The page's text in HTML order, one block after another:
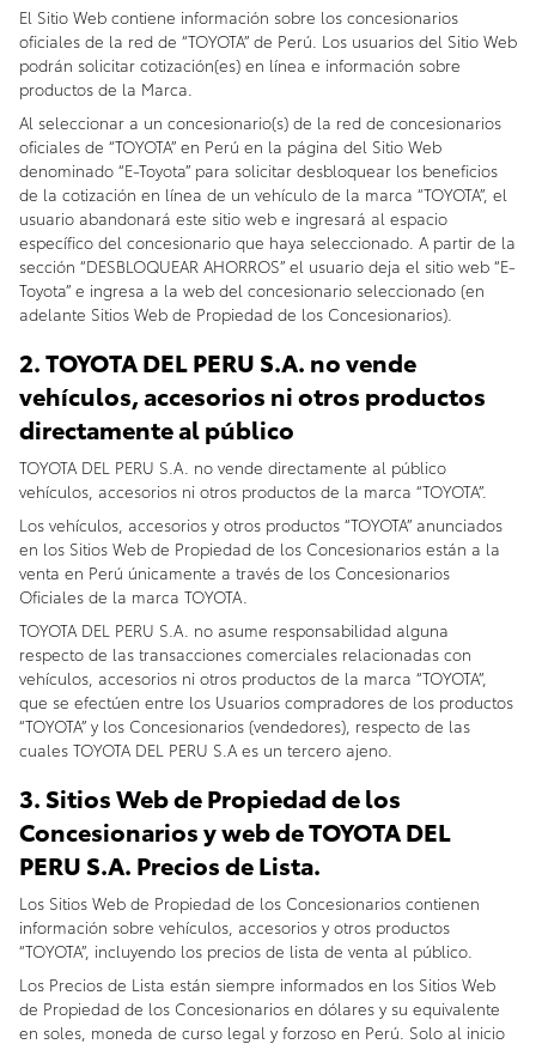
El Sitio Web contiene información sobre los concesionarios
oficiales de la red de “TOYOTA” de Perú. Los usuarios del Sitio Web
podrán solicitar cotización(es) en línea e información sobre
productos de la Marca.
Al seleccionar a un concesionario(s) de la red de concesionarios
oficiales de “TOYOTA” en Perú en la página del Sitio Web
denominado “E-Toyota” para solicitar desbloquear los beneficios
de la cotización en línea de un vehículo de la marca “TOYOTA”, el
usuario abandonará este sitio web e ingresará al espacio
específico del concesionario que haya seleccionado. A partir de la
sección “DESBLOQUEAR AHORROS” el usuario deja el sitio web “E-
Toyota” e ingresa a la web del concesionario seleccionado (en
adelante Sitios Web de Propiedad de los Concesionarios).
2. TOYOTA DEL PERU S.A. no vende
vehículos, accesorios ni otros productos
directamente al público
TOYOTA DEL PERU S.A. no vende directamente al público
vehículos, accesorios ni otros productos de la marca “TOYOTA”.
Los vehículos, accesorios y otros productos “TOYOTA” anunciados
en los Sitios Web de Propiedad de los Concesionarios están a la
venta en Perú únicamente a través de los Concesionarios
Oficiales de la marca TOYOTA.
TOYOTA DEL PERU S.A. no asume responsabilidad alguna
respecto de las transacciones comerciales relacionadas con
vehículos, accesorios ni otros productos de la marca “TOYOTA”,
que se efectúen entre los Usuarios compradores de los productos
“TOYOTA” y los Concesionarios (vendedores), respecto de las
cuales TOYOTA DEL PERU S.A es un tercero ajeno.
3. Sitios Web de Propiedad de los
Concesionarios y web de TOYOTA DEL
PERU S.A. Precios de Lista.
Los Sitios Web de Propiedad de los Concesionarios contienen
información sobre vehículos, accesorios y otros productos
“TOYOTA”, incluyendo los precios de lista de venta al público.
Los Precios de Lista están siempre informados en los Sitios Web
de Propiedad de los Concesionarios en dólares y su equivalente
en soles, moneda de curso legal y forzoso en Perú. Solo al inicio